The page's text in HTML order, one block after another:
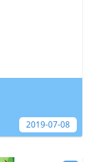
2019-07-08